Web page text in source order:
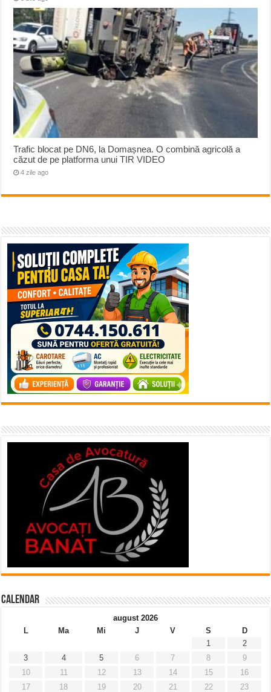
Trafic blocat pe DN6, la Domașnea. O combină agricolă a
căzut de pe platforma unui TIR VIDEO
4 zile ago
Calendar
august 2026
L
Ma Mi J V S
D
1
2
3
4 5 6 7 8
9
10
11 12 13 14 15
16
17
18 19 20 21 22
23